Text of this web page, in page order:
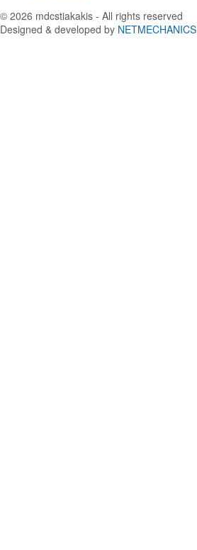
© 2026 mdcstiakakis - All rights reserved
Designed & developed by NETMECHANICS